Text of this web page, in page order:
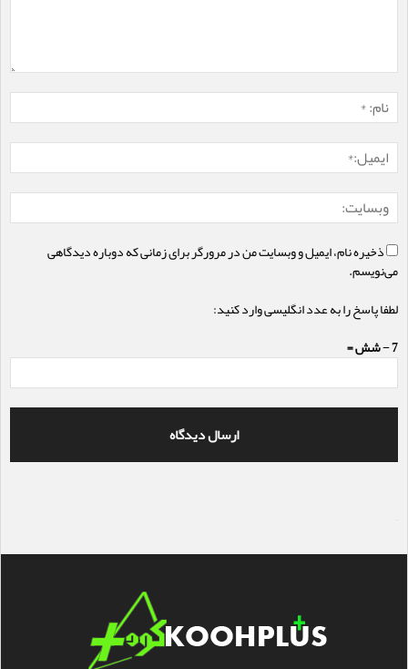
ذخیره نام، ایمیل و وبسایت من در مرورگر برای زمانی که دوباره دیدگاهی
می‌نویسم.
لطفا پاسخ را به عدد انگلیسی وارد کنید:
7 − شش =